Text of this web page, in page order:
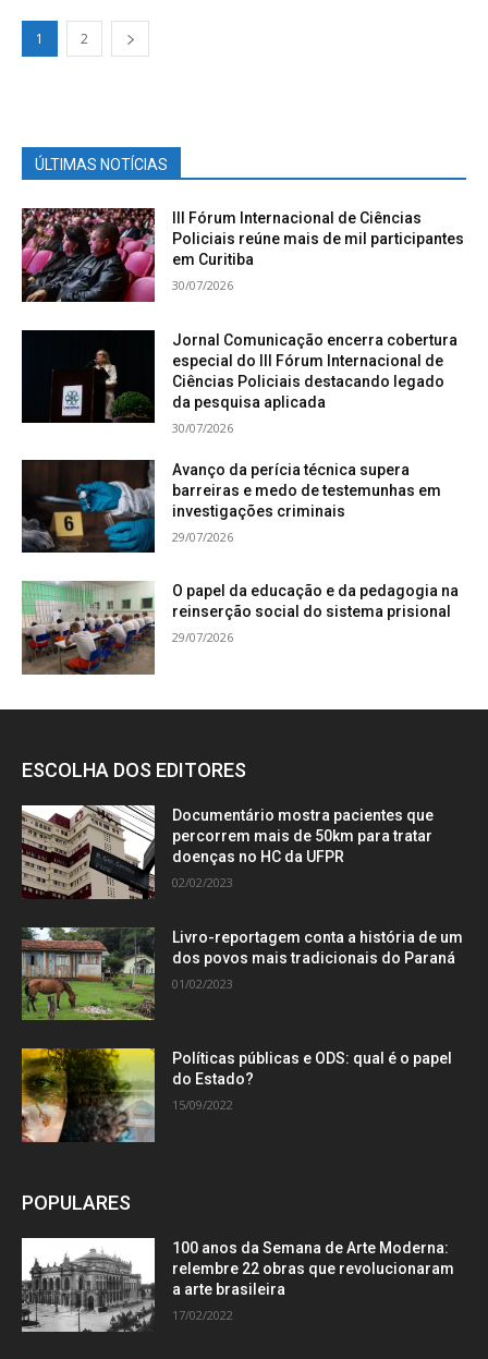
1 2
ÚLTIMAS NOTÍCIAS
III Fórum Internacional de Ciências
Policiais reúne mais de mil participantes
em Curitiba
30/07/2026
Jornal Comunicação encerra cobertura
especial do III Fórum Internacional de
Ciências Policiais destacando legado
da pesquisa aplicada
30/07/2026
Avanço da perícia técnica supera
barreiras e medo de testemunhas em
investigações criminais
29/07/2026
O papel da educação e da pedagogia na
reinserção social do sistema prisional
29/07/2026
ESCOLHA DOS EDITORES
Documentário mostra pacientes que
percorrem mais de 50km para tratar
doenças no HC da UFPR
02/02/2023
Livro-reportagem conta a história de um
dos povos mais tradicionais do Paraná
01/02/2023
Políticas públicas e ODS: qual é o papel
do Estado?
15/09/2022
POPULARES
100 anos da Semana de Arte Moderna:
relembre 22 obras que revolucionaram
a arte brasileira
17/02/2022